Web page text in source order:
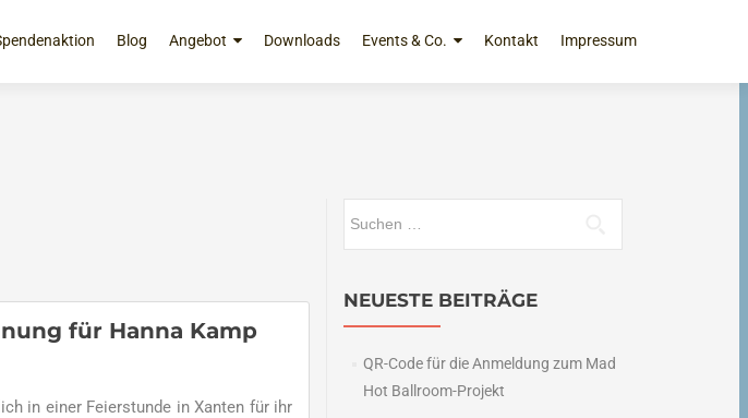
Blog Angebot Downloads Events & Co. Kontakt Impressum
für Hanna Kamp
in einer Feierstunde in Xanten für ihr
NEUESTE BEITRÄGE
QR-Code für die Anmeldung zum Mad
Hot Ballroom-Projekt